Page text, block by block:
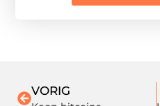
VORIG